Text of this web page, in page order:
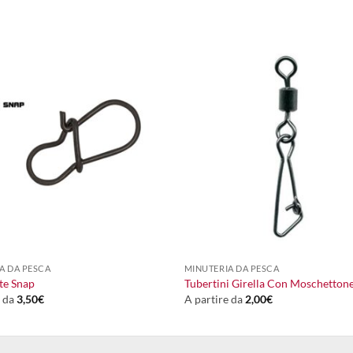
DA PESCA
Snap
3,50€
MINUTERIA DA PESCA
Tubertini Girella Con
A partire da 2,00€